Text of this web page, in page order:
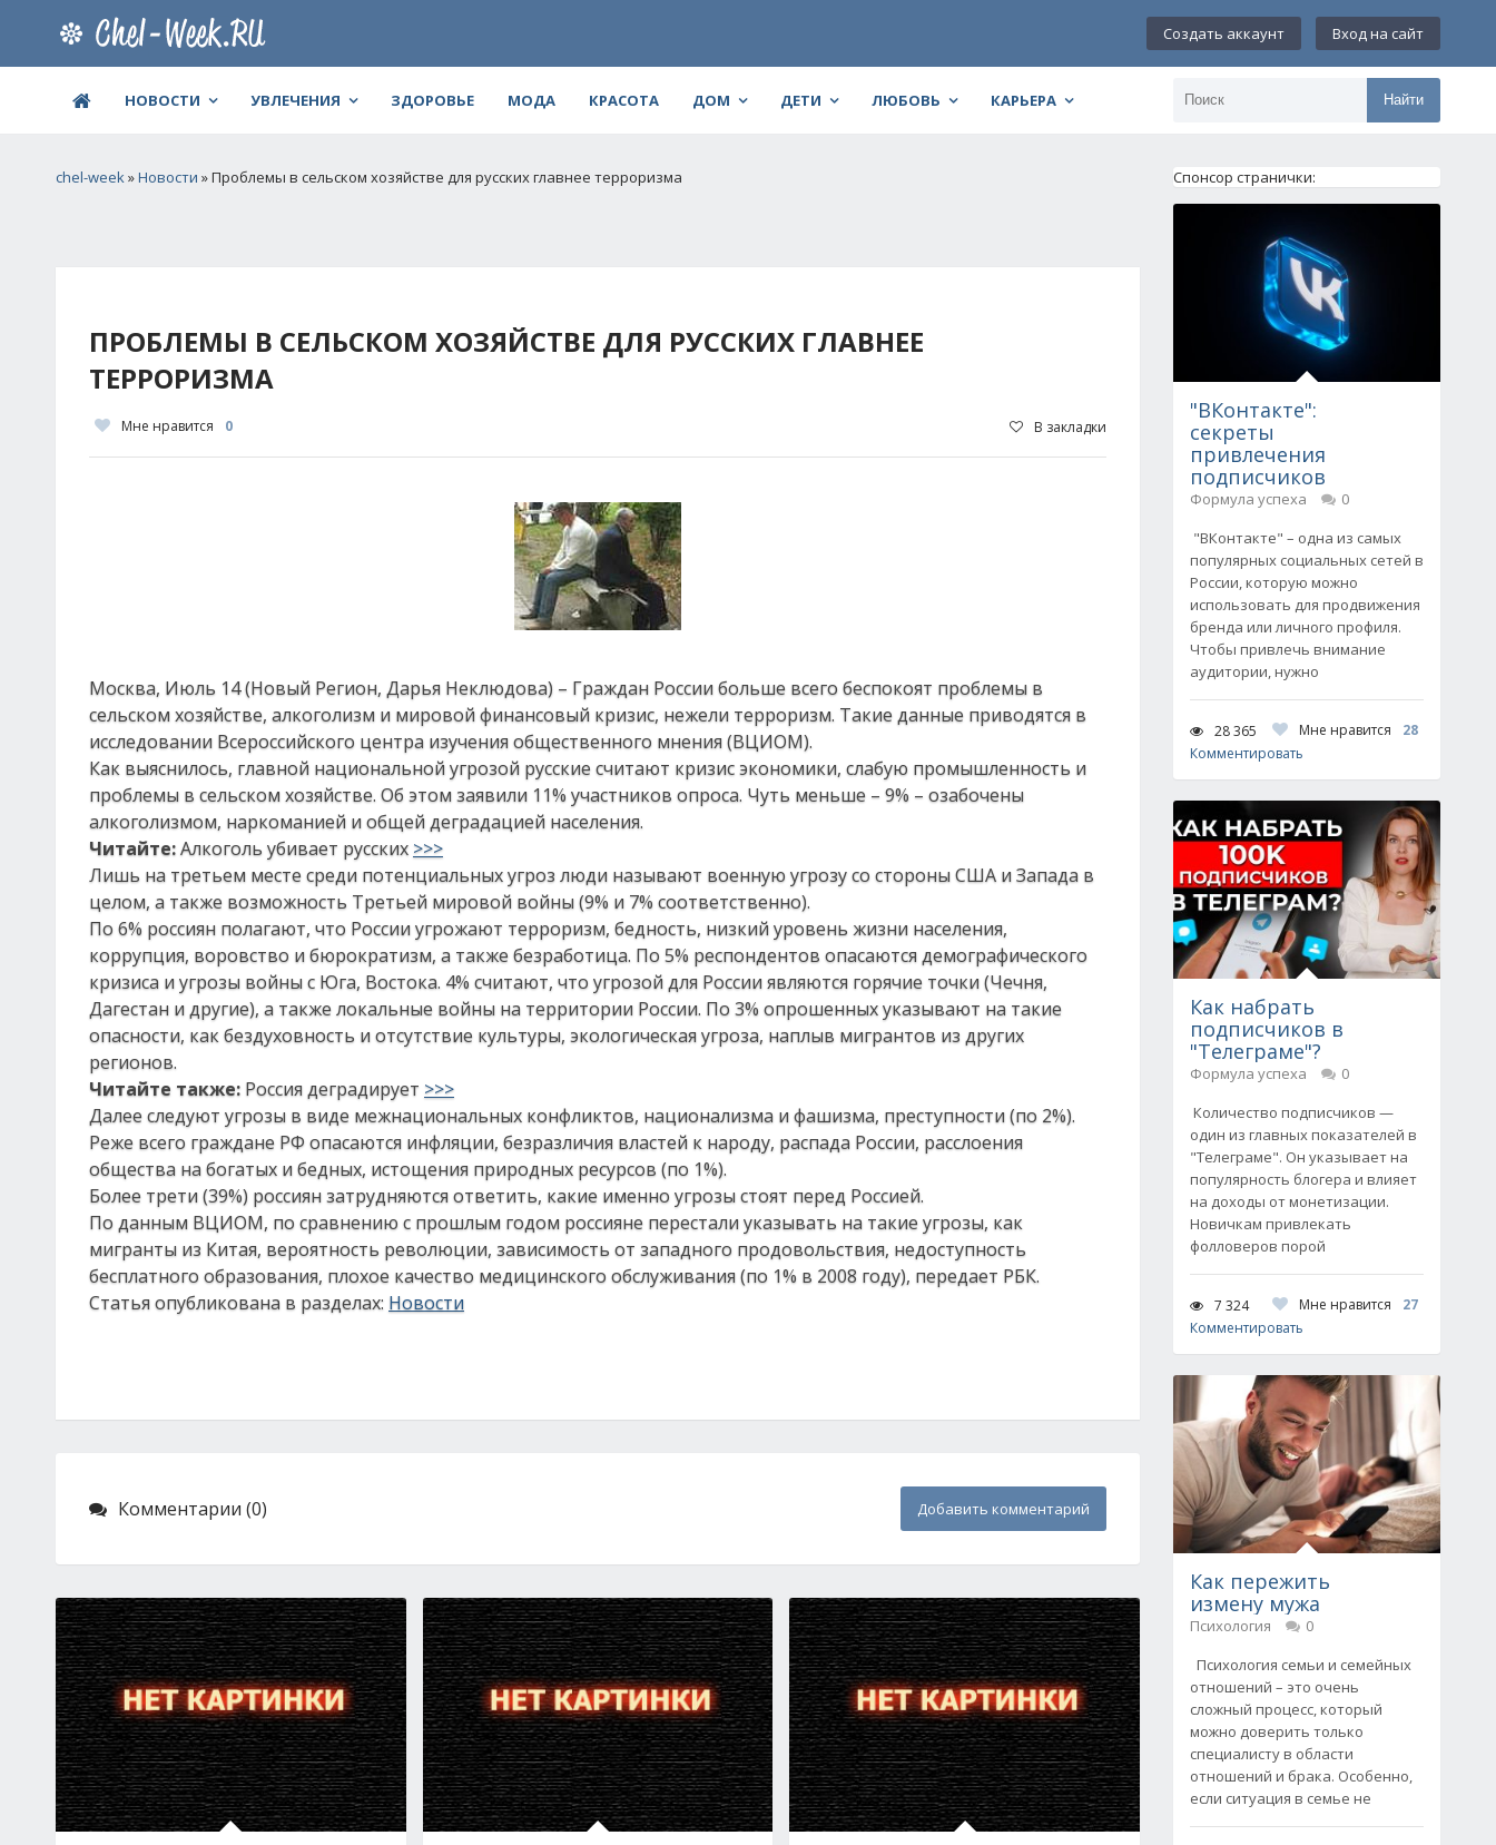
Создать аккаунт Вход на сайт
НОВОСТИ УВЛЕЧЕНИЯ ЗДОРОВЬЕ МОДА КРАСОТА ДОМ ДЕТИ ЛЮБОВЬ КАРЬЕРА Найти
chel-week»Новости » Проблемы в сельском хозяйстве для русских главнее терроризма
ПРОБЛЕМЫ В СЕЛЬСКОМ ХОЗЯЙСТВЕ ДЛЯ РУССКИХ ГЛАВНЕЕ
ТЕРРОРИЗМА
Мне нравится 0 В закладки
Москва, Июль 14 (Новый Регион, Дарья Неклюдова) – Граждан России больше всего беспокоят проблемы в
сельском хозяйстве, алкоголизм и мировой финансовый кризис, нежели терроризм. Такие данные приводятся в
исследовании Всероссийского центра изучения общественного мнения (ВЦИОМ).
Как выяснилось, главной национальной угрозой русские считают кризис экономики, слабую промышленность и
проблемы в сельском хозяйстве. Об этом заявили 11% участников опроса. Чуть меньше – 9% – озабочены
алкоголизмом, наркоманией и общей деградацией населения.
Читайте:Алкоголь убивает русских >>>
Лишь на третьем месте среди потенциальных угроз люди называют военную угрозу со стороны США и Запада в
целом, а также возможность Третьей мировой войны (9% и 7% соответственно).
По 6% россиян полагают, что России угрожают терроризм, бедность, низкий уровень жизни населения,
коррупция, воровство и бюрократизм, а также безработица. По 5% респондентов опасаются демографического
кризиса и угрозы войны с Юга, Востока. 4% считают, что угрозой для России являются горячие точки (Чечня,
Дагестан и другие), а также локальные войны на территории России. По 3% опрошенных указывают на такие
опасности, как бездуховность и отсутствие культуры, экологическая угроза, наплыв мигрантов из других
регионов.
Читайте также: Россия деградирует >>>
Далее следуют угрозы в виде межнациональных конфликтов, национализма и фашизма, преступности (по 2%).
Реже всего граждане РФ опасаются инфляции, безразличия властей к народу, распада России, расслоения
общества на богатых и бедных, истощения природных ресурсов (по 1%).
Более трети (39%) россиян затрудняются ответить, какие именно угрозы стоят перед Россией.
По данным ВЦИОМ, по сравнению с прошлым годом россияне перестали указывать на такие угрозы, как
мигранты из Китая, вероятность революции, зависимость от западного продовольствия, недоступность
бесплатного образования, плохое качество медицинского обслуживания (по 1% в 2008 году), передает РБК.
Статья опубликована в разделах: Новости
Комментарии (0) Добавить комментарий
Спонсор странички:
"ВКонтакте":
секреты
привлечения
подписчиков
Формула успеха
0
"ВКонтакте" – одна из самых
популярных социальных сетей в
России, которую можно
использовать для продвижения
бренда или личного профиля.
Чтобы привлечь внимание
аудитории, нужно
28 365 Мне нравится
28
Комментировать
Как набрать
подписчиков в
"Телеграме"?
Формула успеха
0
Количество подписчиков —
один из главных показателей в
"Телеграме". Он указывает на
популярность блогера и влияет
на доходы от монетизации.
Новичкам привлекать
фолловеров порой
7 324 Мне нравится
27
Комментировать
Как пережить
измену мужа
Психология
0
Психология семьи и семейных
отношений – это очень
сложный процесс, который
можно доверить только
специалисту в области
отношений и брака. Особенно,
если ситуация в семье не